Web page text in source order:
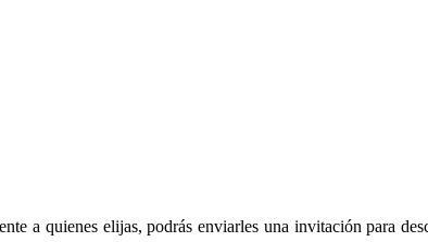
a quienes elijas, podrás enviarles una invitación para